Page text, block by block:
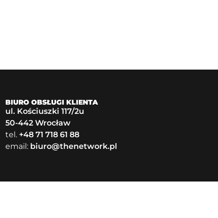
BIURO OBSŁUGI KLIENTA
ul. Kościuszki 117/2u
50-442 Wrocław
tel. +48 71 718 61 88
email: biuro@thenetwork.pl